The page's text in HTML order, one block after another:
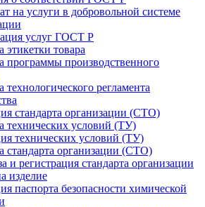
на услуги в добровольной системе
услуг ГОСТ Р
этикетки товара
программы производственного
технологического регламента
стандарта организации (СТО)
технических условий (ТУ)
технических условий (ТУ)
стандарта организации (СТО)
и регистрация стандарта организации
изделие
паспорта безопасности химической